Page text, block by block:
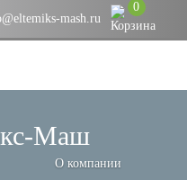
mash.ru
0
О компании